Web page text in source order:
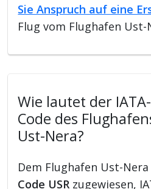
Sie Anspruch auf eine
Flug vom Flughafen Ust-
Wie lautet der
Code des
Ust-Nera?
Dem Flughafen Ust-
Code USR zugewiesen,